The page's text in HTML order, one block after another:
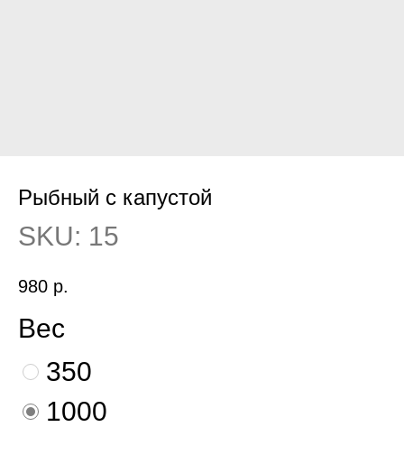
Рыбный с капустой
SKU: 15
980 р.
Вес
350
1000